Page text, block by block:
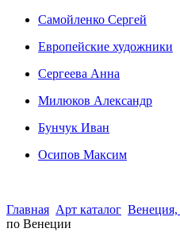
Сaмoйленко Сергей
Европейские художники
Сергеева Анна
Милюков Александр
Бунчук Иван
Осипoв Максим
Главная Арт каталог
по Венеции